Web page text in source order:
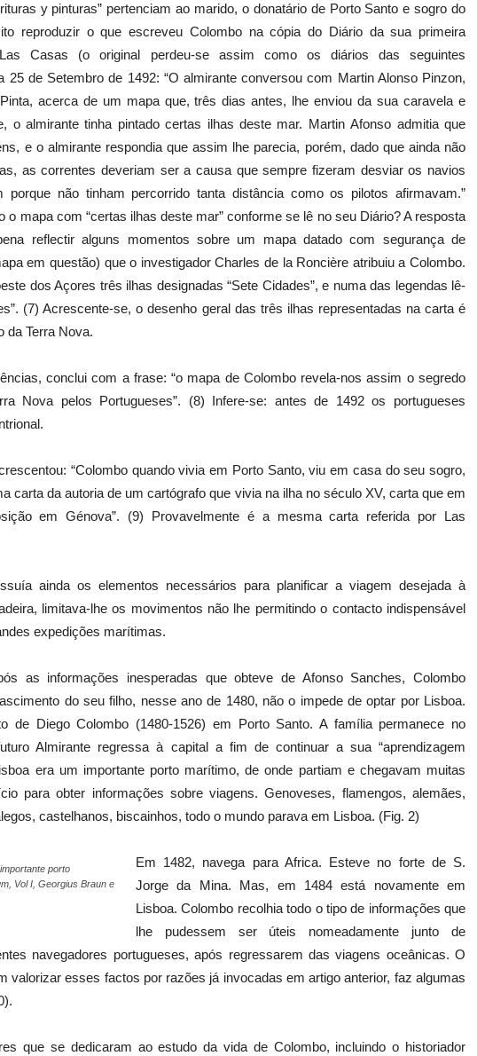
y pinturas” pertenciam ao marido, o donatário de Porto Santo e sogro do
reproduzir o que escreveu Colombo na cópia do Diário da sua primeira
Casas (o original perdeu-se assim como os diários das seguintes
25 de Setembro de 1492: “O almirante conversou com Martin Alonso Pinzon,
acerca de um mapa que, três dias antes, lhe enviou da sua caravela e
o almirante tinha pintado certas ilhas deste mar. Martin Afonso admitia que
e o almirante respondia que assim lhe parecia, porém, dado que ainda não
as correntes deveriam ser a causa que sempre fizeram desviar os navios
porque não tinham percorrido tanta distância como os pilotos afirmavam.”
o mapa com “certas ilhas deste mar” conforme se lê no seu Diário? A resposta
reflectir alguns momentos sobre um mapa datado com segurança de
em questão) que o investigador Charles de la Roncière atribuiu a Colombo.
dos Açores três ilhas designadas “Sete Cidades”, e numa das legendas lê-
(7) Acrescente-se, o desenho geral das três ilhas representadas na carta é
da Terra Nova.
conclui com a frase: “o mapa de Colombo revela-nos assim o segredo
Nova pelos Portugueses”. (8) Infere-se: antes de 1492 os portugueses
“Colombo quando vivia em Porto Santo, viu em casa do seu sogro,
carta da autoria de um cartógrafo que vivia na ilha no século XV, carta que em
em Génova”. (9) Provavelmente é a mesma carta referida por Las
ainda os elementos necessários para planificar a viagem desejada à
limitava-lhe os movimentos não lhe permitindo o contacto indispensável
expedições marítimas.
as informações inesperadas que obteve de Afonso Sanches, Colombo
do seu filho, nesse ano de 1480, não o impede de optar por Lisboa.
de Diego Colombo (1480-1526) em Porto Santo. A família permanece no
Almirante regressa à capital a fim de continuar a sua “aprendizagem
era um importante porto marítimo, de onde partiam e chegavam muitas
para obter informações sobre viagens. Genoveses, flamengos, alemães,
castelhanos, biscainhos, todo o mundo parava em Lisboa. (Fig. 2)
porto
Vol I, Georgius Braun e
Em 1482, navega para Africa. Esteve no forte de S.
Jorge da Mina. Mas, em 1484 está novamente em
Lisboa. Colombo recolhia todo o tipo de informações que
lhe pudessem ser úteis nomeadamente junto de
navegadores portugueses, após regressarem das viagens oceânicas. O
valorizar esses factos por razões já invocadas em artigo anterior, faz algumas
que se dedicaram ao estudo da vida de Colombo, incluindo o historiador